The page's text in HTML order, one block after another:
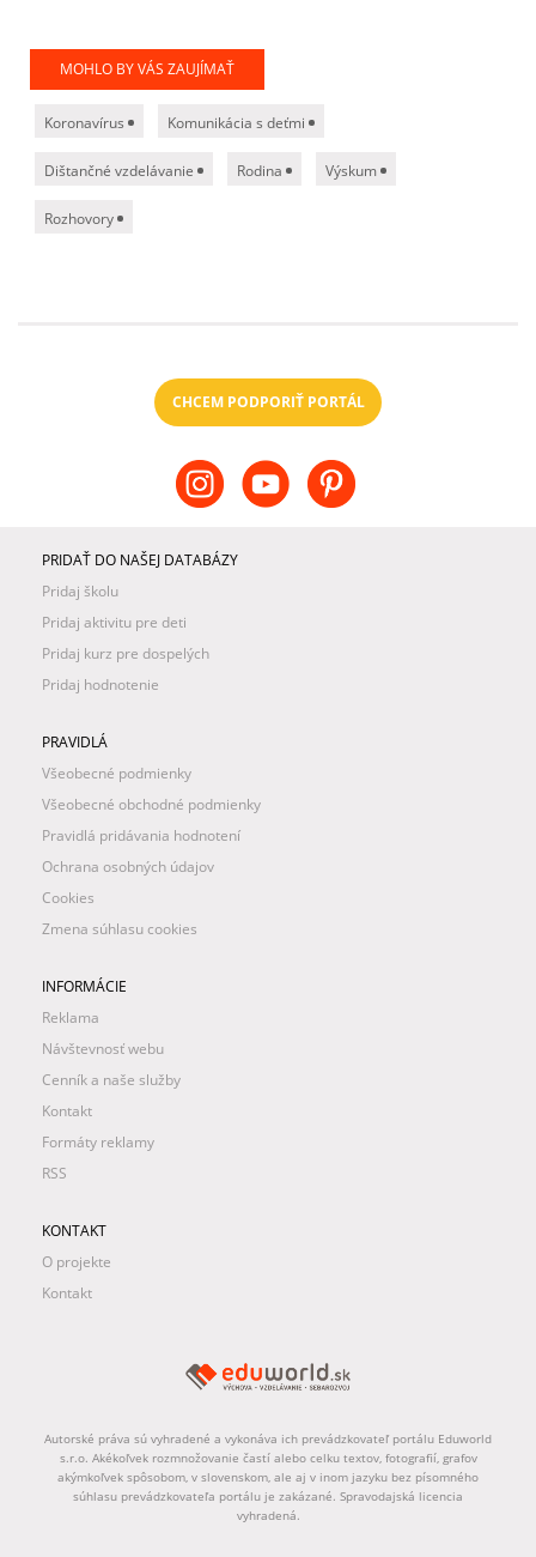
MOHLO BY VÁS ZAUJÍMAŤ
Koronavírus Komunikácia s deťmi
Dištančné vzdelávanie Rodina Výskum
Rozhovory
CHCEM PODPORIŤ PORTÁL
PRIDAŤ DO NAŠEJ DATABÁZY
Pridaj školu
Pridaj aktivitu pre deti
Pridaj kurz pre dospelých
Pridaj hodnotenie
PRAVIDLÁ
Všeobecné podmienky
Všeobecné obchodné podmienky
Pravidlá pridávania hodnotení
Ochrana osobných údajov
Cookies
Zmena súhlasu cookies
INFORMÁCIE
Reklama
Návštevnosť webu
Cenník a naše služby
Kontakt
Formáty reklamy
RSS
KONTAKT
O projekte
Kontakt
Autorské práva sú vyhradené a vykonáva ich prevádzkovateľ portálu Eduworld
s.r.o. Akékoľvek rozmnožovanie častí alebo celku textov, fotografií, grafov
akýmkoľvek spôsobom, v slovenskom, ale aj v inom jazyku bez písomného
súhlasu prevádzkovateľa portálu je zakázané. Spravodajská licencia
vyhradená.